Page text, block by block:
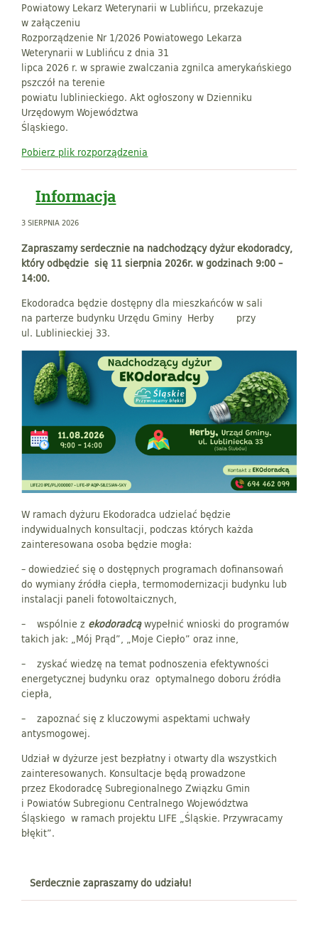
Powiatowy Lekarz Weterynarii w Lublińcu, przekazuje
w załączeniu
Rozporządzenie Nr 1/2026 Powiatowego Lekarza
Weterynarii w Lublińcu z dnia 31
lipca 2026 r. w sprawie zwalczania zgnilca amerykańskiego
pszczół na terenie
powiatu lublinieckiego. Akt ogłoszony w Dzienniku
Urzędowym Województwa
Śląskiego.
Pobierz plik rozporządzenia
Informacja
3 SIERPNIA 2026
Zapraszamy serdecznie na nadchodzący dyżur ekodoradcy,
który odbędzie się 11 sierpnia 2026r. w godzinach 9:00 –
14:00.
Ekodoradca będzie dostępny dla mieszkańców w sali
na parterze budynku Urzędu Gminy Herby przy
ul. Lublinieckiej 33.
W ramach dyżuru Ekodoradca udzielać będzie
indywidualnych konsultacji, podczas których każda
zainteresowana osoba będzie mogła:
– dowiedzieć się o dostępnych programach dofinansowań
do wymiany źródła ciepła, termomodernizacji budynku lub
instalacji paneli fotowoltaicznych,
– wspólnie z ekodoradcąwypełnić wnioski do programów
takich jak: „Mój Prąd”, „Moje Ciepło” oraz inne,
– zyskać wiedzę na temat podnoszenia efektywności
energetycznej budynku oraz optymalnego doboru źródła
ciepła,
– zapoznać się z kluczowymi aspektami uchwały
antysmogowej.
Udział w dyżurze jest bezpłatny i otwarty dla wszystkich
zainteresowanych. Konsultacje będą prowadzone
przez Ekodoradcę Subregionalnego Związku Gmin
i Powiatów Subregionu Centralnego Województwa
Śląskiego w ramach projektu LIFE „Śląskie. Przywracamy
błękit”.
Serdecznie zapraszamy do udziału!